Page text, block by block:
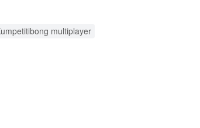
multiplayer